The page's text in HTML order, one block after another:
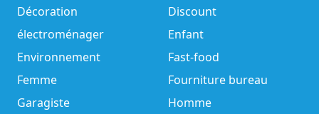
Décoration
Discount
électroménager
Enfant
Environnement
Fast-food
Femme
Fourniture bureau
Garagiste
Homme